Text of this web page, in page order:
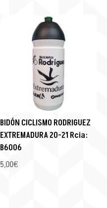
BIDÓN CICLISMO RODRIGUEZ
EXTREMADURA 20-21 Rcia:
B6006
5,00€